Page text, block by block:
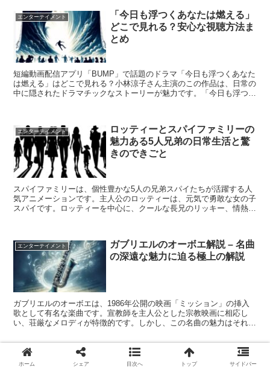
エンターテイメント
「今日も浮つくあなたは燃える」
どこで見れる？安心な視聴方法ま
とめ
短編動画配信アプリ「BUMP」で話題のドラマ「今日も浮つくあなた
は燃える」はどこで見れる？小林涼子さん主演のこの作品は、日常の
中に隠されたドラマチックなストーリーが魅力です。「今日も浮つく
エンターテイメント
ロッティーとスパイファミリーの
魅力ある5人兄弟の日常生活と驚
きのできごと
スパイファミリーは、個性豊かな5人の兄弟スパイたちが活躍する人
気アニメーションです。主人公のロッティーは、元気で勇敢な女の子
スパイです。ロッティーを中心に、クールな長兄のリッキー、情熱的
エンターテイメント
ガブリエルのオーボエ解説 – 名曲
の深遠な魅力に迫る極上の解説
ガブリエルのオーボエは、1986年公開の映画「ミッション」の挿入
歌として有名な楽曲です。宣教師を主人公とした宗教映画に相応し
い、荘厳なメロディが特徴的です。しかし、この名曲の魅力はそれだ
エンターテイメント
ああ無情の合いの手の入れ方、笑
ホーム シェア 目次へ トップ サイドバー